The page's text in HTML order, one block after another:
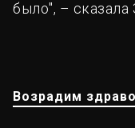
было", – сказала
Возрадим